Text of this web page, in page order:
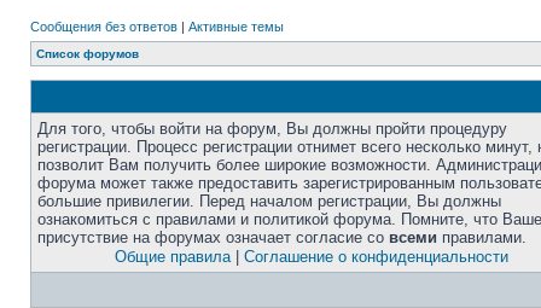
Сообщения без ответов | Активные темы
Список форумов
Для того, чтобы войти на форум, Вы должны пройти процедуру
регистрации. Процесс регистрации отнимет всего несколько минут,
позволит Вам получить более широкие возможности.
форума может также предоставить зарегистрированным
большие привилегии. Перед началом регистрации, Вы должны
ознакомиться с правилами и политикой форума. Помните, что Ваше
присутствие на форумах означает согласие со всеми правилами.
Общие правила| Соглашение о конфиденциальности